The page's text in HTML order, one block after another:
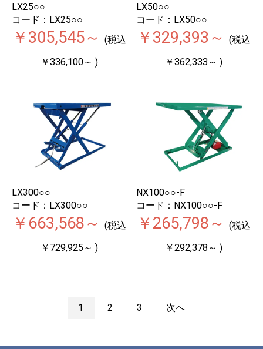
LX25○○
コード：LX25○○
￥305,545～
(税込
￥336,100～ )
LX50○○
コード：LX50○○
￥329,393～
(税込
￥362,333～ )
LX300○○
コード：LX300○○
￥663,568～
(税込
￥729,925～ )
NX100○○-F
コード：NX100○○-F
￥265,798～
(税込
￥292,378～ )
1 2 3 次へ